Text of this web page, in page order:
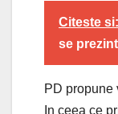
Citeste si:
se
PD propune
In ceea ce